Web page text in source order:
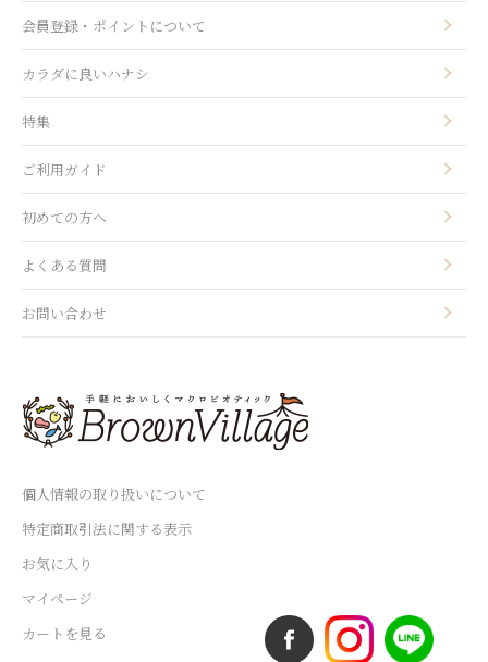
個人情報の取り扱いについて
特定商取引法に関する表示
お気に入り
マイページ
カートを見る
会員登録・ポイントについて
カラダに良いハナシ
特集
ご利用ガイド
初めての方へ
よくある質問
お問い合わせ